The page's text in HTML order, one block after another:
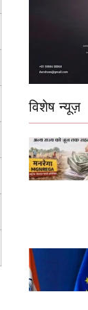
विशेष न्यूज़